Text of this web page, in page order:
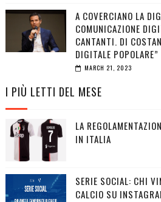
A COVERCIANO LA
COMUNICAZIONE
CANTANTI. DI
DIGITALE POPOLARE”
MARCH 21, 2023
I PIÙ LETTI DEL MESE
LA
IN ITALIA
SERIE SOCIAL: CHI
CALCIO SU